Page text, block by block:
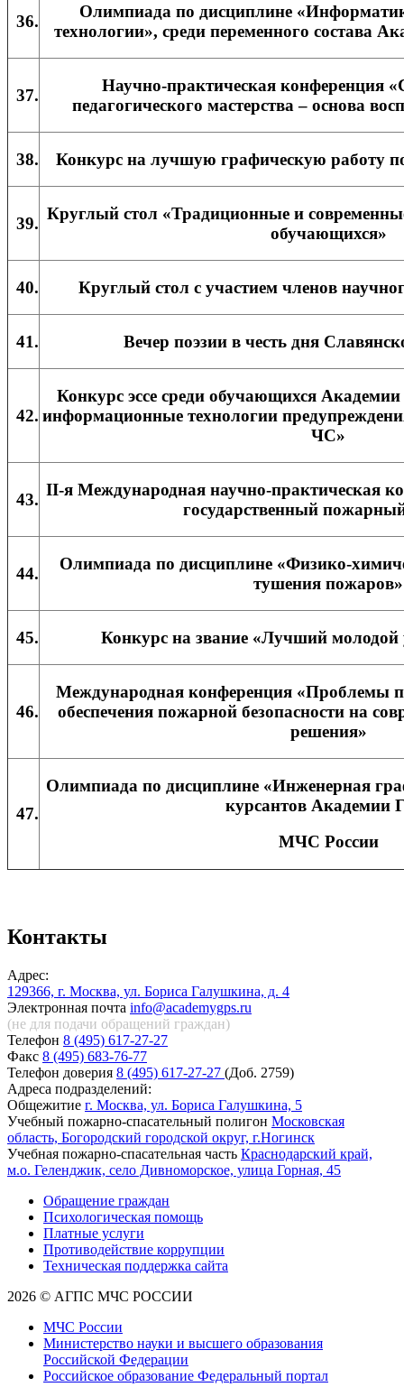
36.
Олимпиада по дисциплине
технологии», среди переменного состава
37.
Научно-практическая конференция
педагогического мастерства – основа
38. Конкурс на лучшую графическую работу
39.
Круглый стол «Традиционные и
обучающихся»
40. Круглый стол с участием членов
41. Вечер поэзии в честь дня
42.
Конкурс эссе среди обучающихся
информационные технологии
ЧС»
43.
II-я Международная научно-практическая
государственный
44.
Олимпиада по дисциплине «Физико-
тушения пожаров»
45. Конкурс на звание «Лучший
46.
Международная конференция «Проблемы
обеспечения пожарной безопасности на
решения»
47.
Олимпиада по дисциплине «Инженерная
курсантов Академии
МЧС России
Контакты
Адрес:
129366, г. Москва, ул. Бориса Галушкина, д. 4
Электронная почта info@academygps.ru
(не для подачи обращений граждан)
Телефон 8 (495) 617-27-27
Факс 8 (495) 683-76-77
Телефон доверия 8 (495) 617-27-27 (Доб. 2759)
Адреса подразделений:
Общежитие г. Москва, ул. Бориса Галушкина, 5
Учебный пожарно-спасательный полигон Московская
область, Богородский городской округ, г.Ногинск
Учебная пожарно-спасательная часть Краснодарский край,
м.о. Геленджик, село Дивноморское, улица Горная, 45
Обращение граждан
Психологическая помощь
Платные услуги
Противодействие коррупции
Техническая поддержка сайта
2026 © АГПС МЧС РОССИИ
МЧС России
Министерство науки и высшего образования
Российской Федерации
Российское образование Федеральный портал